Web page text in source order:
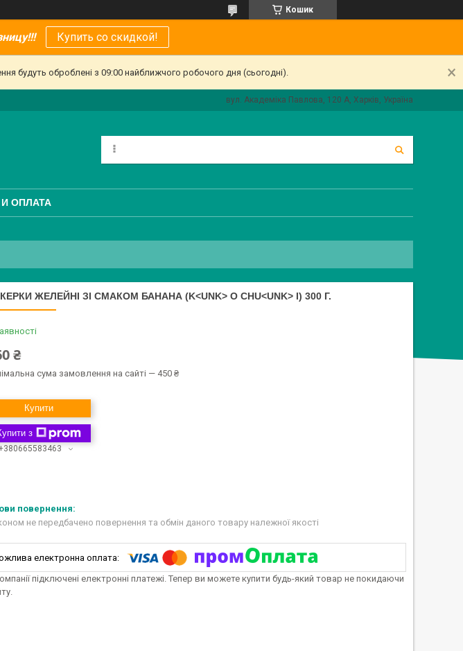
Кошик
Купить со скидкой!
будуть оброблені з 09:00 найближчого робочого дня (сьогодні).
вул. Академіка Павлова, 120 А, Харків, Україна
ОПЛАТА
ЖЕЛЕЙНІ ЗІ СМАКОМ БАНАНА (K<UNK> O CHU<UNK> I) 300 Г.
₴
сума замовлення на сайті — 450 ₴
Купити
з
не передбачено повернення та обмін даного товару належної якості
підключені електронні платежі. Тепер ви можете купити будь-який товар не покидаючи